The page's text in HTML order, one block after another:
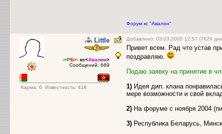
Форум кс "Авалон"
Little
-=РБ=- кс<Авалон>
Сообщений: 669
Карма: 0 Известность: 418
Добавлено: 03.03.2005 12:57 (7829
Привет всем. Рад что устав
поздравляю.
Подаю заявку на принятие в
1) Идея дип. клана
мере возможности и свой
2) На форуме с ноября 2004
3) Республика Беларусь,